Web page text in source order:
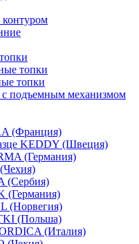
топки
топки
подъемным механизмом
(Франция)
KEDDY (Швеция)
(Германия)
(Сербия)
(Германия)
(Норвегия)
(Польша)
(Италия)